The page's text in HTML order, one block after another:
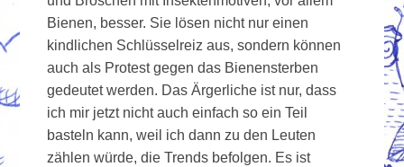
Bienen, besser. Sie lösen nicht nur einen
kindlichen Schlüsselreiz aus, sondern können
auch als Protest gegen das Bienensterben
gedeutet werden. Das Ärgerliche ist nur, dass
ich mir jetzt nicht auch einfach so ein Teil
basteln kann, weil ich dann zu den Leuten
zählen würde, die Trends befolgen. Es ist